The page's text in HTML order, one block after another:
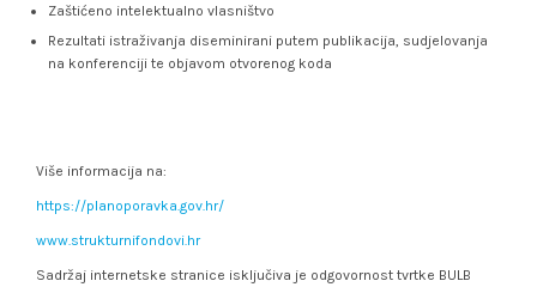
Zaštićeno intelektualno vlasništvo
Rezultati istraživanja diseminirani putem publikacija, sudjelovanja
na konferenciji te objavom otvorenog koda
Više informacija na:
https://planoporavka.gov.hr/
www.strukturnifondovi.hr
Sadržaj internetske stranice isključiva je odgovornost tvrtke BULB